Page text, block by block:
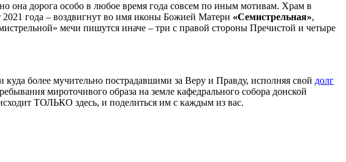
она дорога особо в любое время года совсем по иным мотивам. Храм в
года – воздвигнут во имя иконы Божией Матери «Семистрельная»,
мечи пишутся иначе – три с правой стороны Пречистой и четыре
более мучительно пострадавшими за Веру и Правду, исполняя свой долг
мироточивого образа на земле кафедрального собора донской
ТОЛЬКО здесь, и поделиться им с каждым из вас.